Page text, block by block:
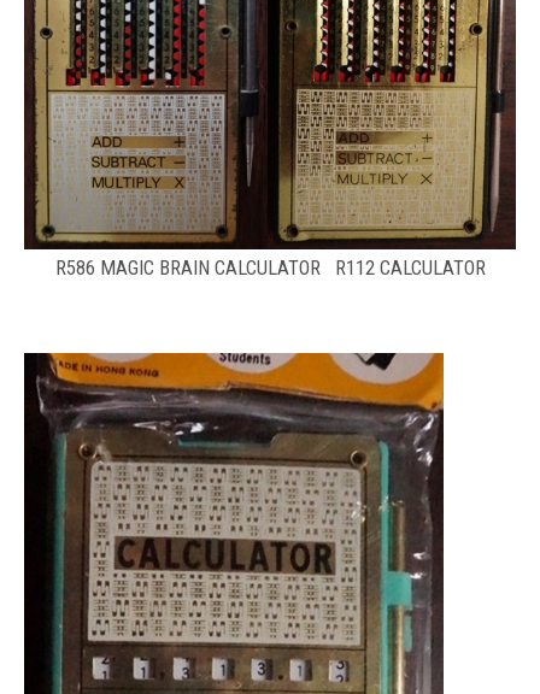
R586 MAGIC BRAIN CALCULATOR R112 CALCULATOR